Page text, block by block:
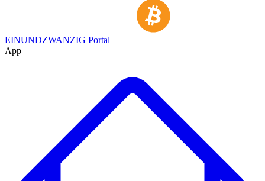
EINUNDZWANZIG Portal
App